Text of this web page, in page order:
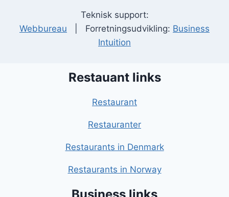
Teknisk support:
Webbureau | Forretningsudvikling: Business
Intuition
Restauant links
Restaurant
Restauranter
Restaurants in Denmark
Restaurants in Norway